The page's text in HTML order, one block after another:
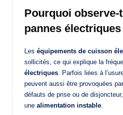
Pourquoi observe-
pannes
Les équipements de cuisson
sollicités, ce qui explique la
électriques. Parfois liées à
peuvent aussi être provoquées
défauts de prise ou de
une alimentation instable.